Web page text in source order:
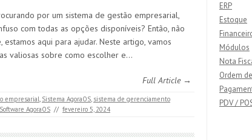
por um sistema de gestão empresarial,
com todas as opções disponíveis? Então, não
estamos aqui para ajudar. Neste artigo, vamos
valiosas sobre como escolher e…
Full Article →
empresarial, Sistema AgoraOS, sistema de gerenciamento
Software AgoraOS // fevereiro 5, 2024
ERP
Estoque
Módulos
Nota
Ordem
PDV /